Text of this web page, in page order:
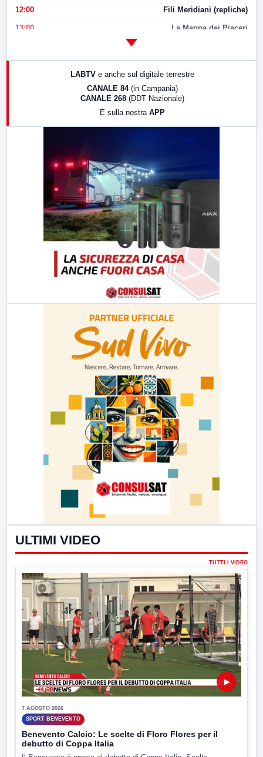
12:00 Fili Meridiani (repliche)
13:00 La Mappa dei Piaceri
17:00 LabNews (replica)
LABTV e anche sul digitale terrestre
CANALE 84 (in Campania)
CANALE 268 (DDT Nazionale)
E sulla nostra APP
ULTIMI VIDEO
TUTTI I VIDEO
▶
7 AGOSTO 2026
SPORT BENEVENTO
Benevento Calcio: Le scelte di Floro Flores per il
debutto di Coppa Italia